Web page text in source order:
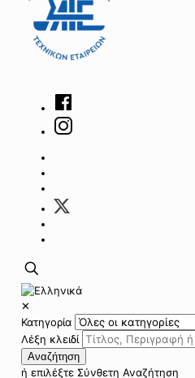
✕
Κατηγορία
Λέξη κλειδί
Αναζήτηση
ή επιλέξτε Σύνθετη Αναζήτηση